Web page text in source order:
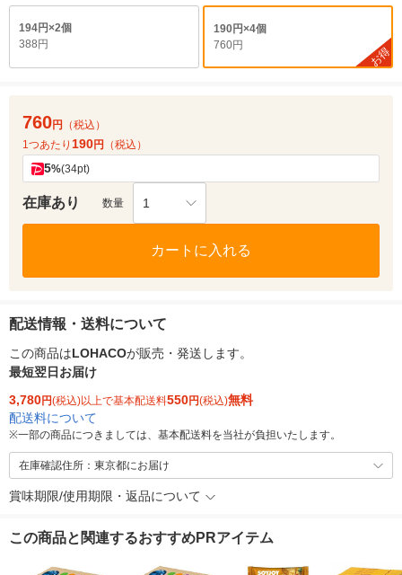
194円×2個
388円
190円×4個
760円
お得
760円
（税込）
1つあたり 190円 （税込）
5%(34pt)
在庫あり 数量 1
カートに入れる
配送情報・送料について
この商品はLOHACOが販売・発送します。
最短翌日お届け
3,780円(税込)以上で基本配送料550円(税込)無料
配送料について
※一部の商品につきましては、基本配送料を当社が負担いたします。
在庫確認住所：東京都にお届け
賞味期限/使用期限・返品について
この商品と関連するおすすめPRアイテム